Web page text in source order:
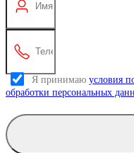
Я принимаю условия
обработки персональных